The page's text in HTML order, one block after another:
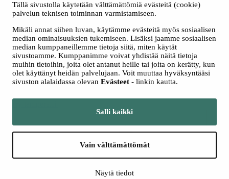
Tällä sivustolla käytetään välttämättömiä evästeitä (cookie)
palvelun teknisen toiminnan varmistamiseen.
Mikäli annat siihen luvan, käytämme evästeitä myös sosiaalisen
median ominaisuuksien tukemiseen. Lisäksi jaamme sosiaalisen
median kumppaneillemme tietoja siitä, miten käytät
sivustoamme. Kumppanimme voivat yhdistää näitä tietoja
muihin tietoihin, joita olet antanut heille tai joita on kerätty, kun
olet käyttänyt heidän palvelujaan. Voit muuttaa hyväksyntääsi
sivuston alalaidassa olevan Evästeet - linkin kautta.
Salli kaikki
Vain välttämättömät
Näytä tiedot
Evästeet
Saavutettavuusseloste